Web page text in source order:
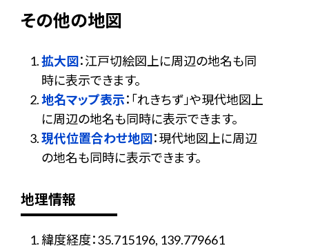
その他の地図
拡大図：江戸切絵図上に周辺の地名も同
時に表示できます。
地名マップ表示：「れきちず」や現代地図上
に周辺の地名も同時に表示できます。
現代位置合わせ地図：現代地図上に周辺
の地名も同時に表示できます。
地理情報
緯度経度：35.715196, 139.779661